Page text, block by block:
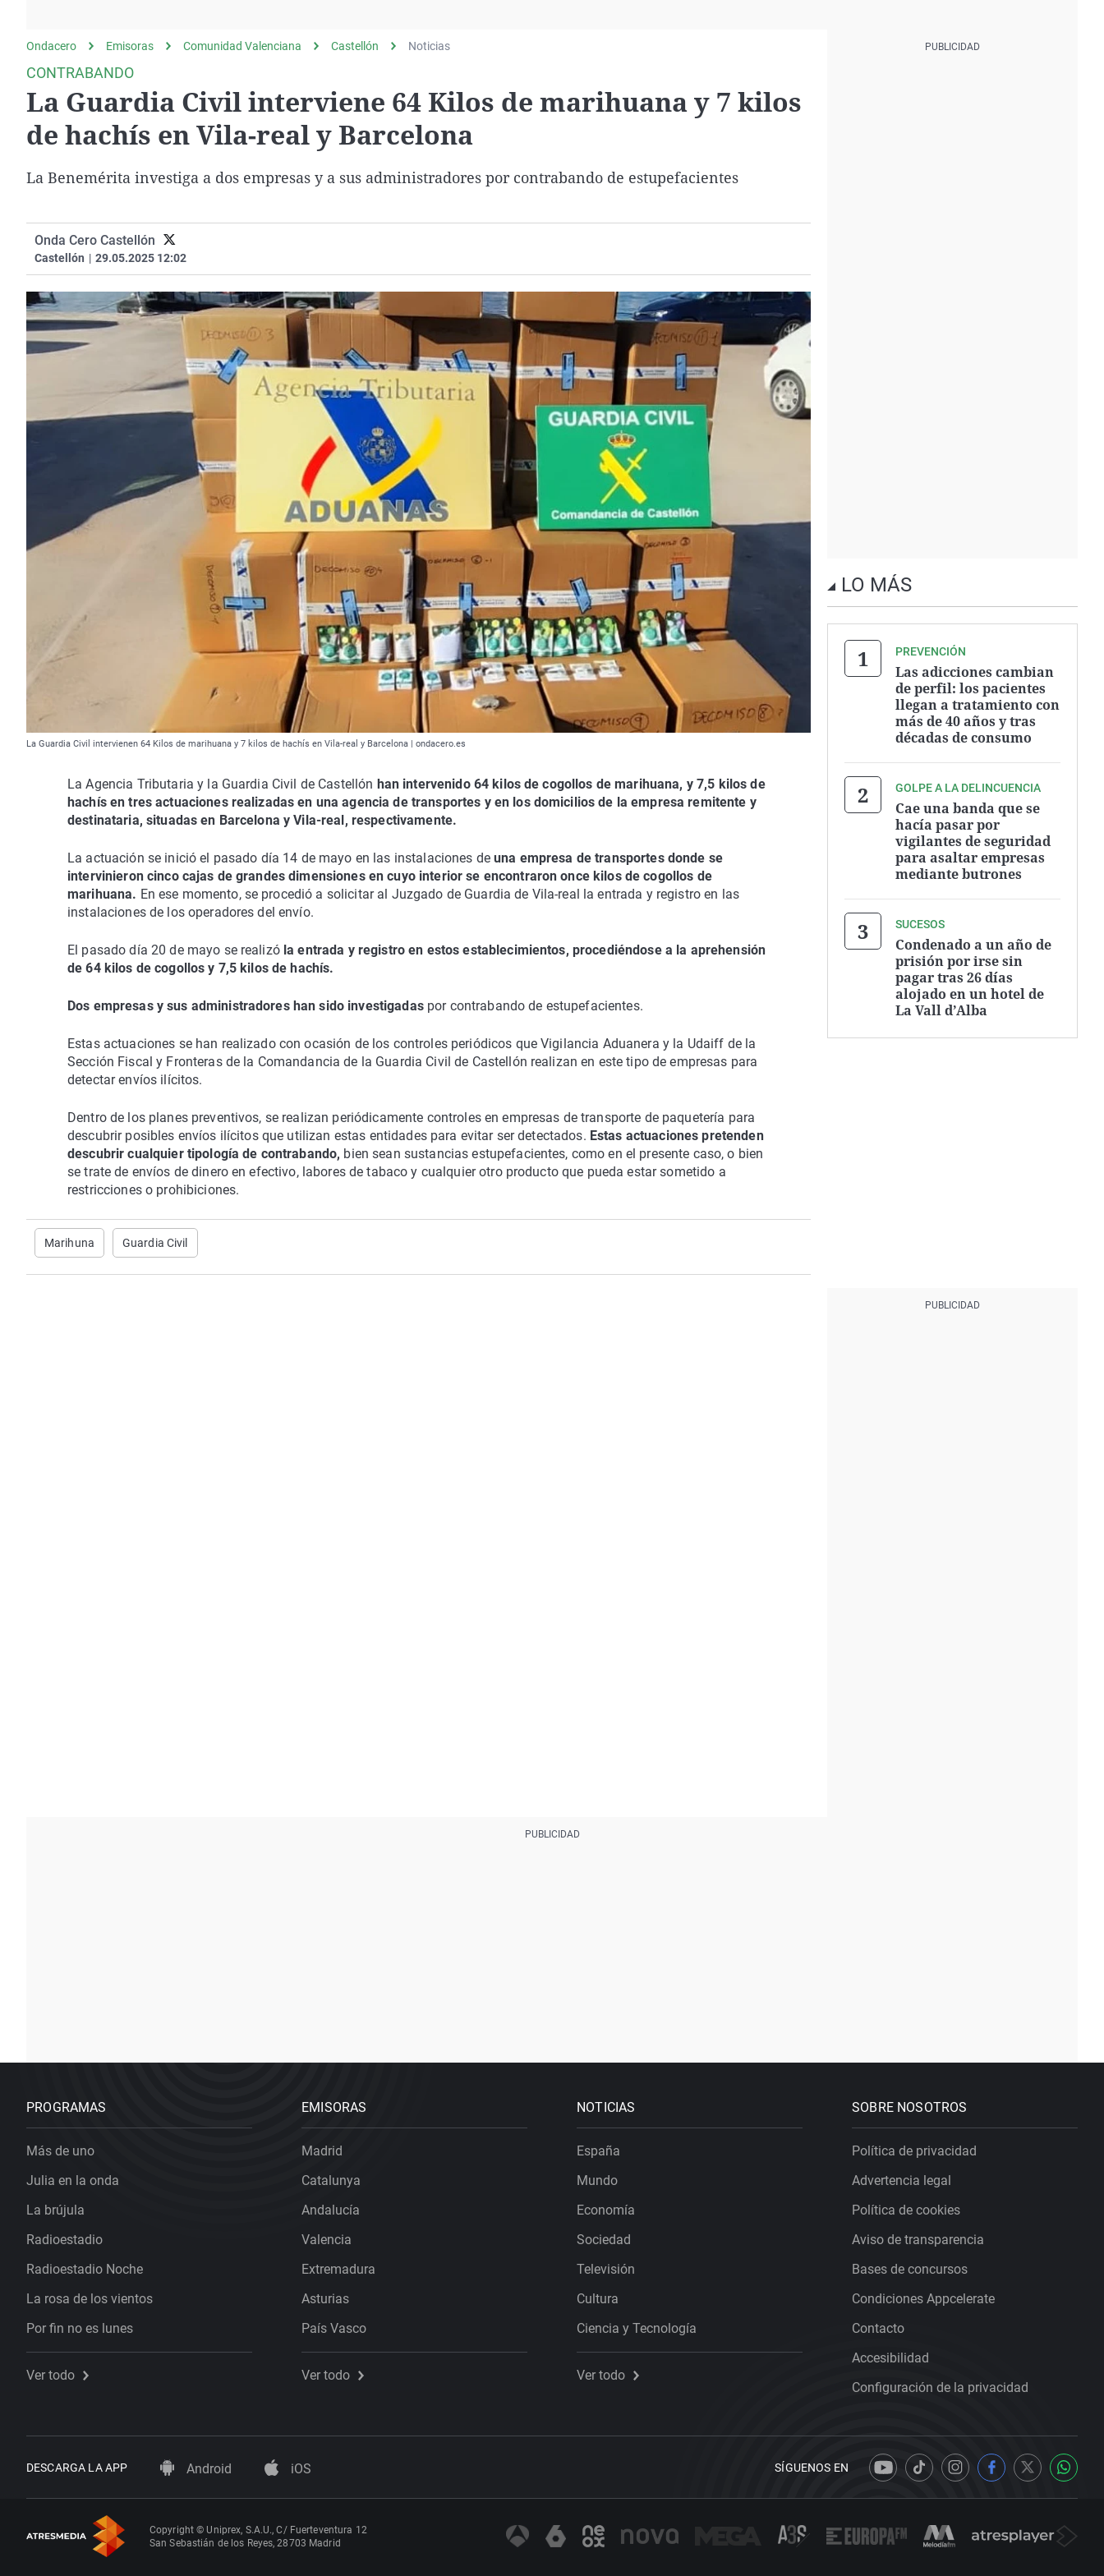
gato
Operación Viuda
Negra
Ondacero Emisoras Comunidad Valenciana Castellón Noticias
CONTRABANDO
La Guardia Civil interviene 64 Kilos de marihuana y 7 kilos
de hachís en Vila-real y Barcelona
La Benemérita investiga a dos empresas y a sus administradores por contrabando de estupefacientes
Onda Cero Castellón
Castellón | 29.05.2025 12:02
La Guardia Civil intervienen 64 Kilos de marihuana y 7 kilos de hachís en Vila-real y Barcelona | ondacero.es
La Agencia Tributaria y la Guardia Civil de Castellón han intervenido 64 kilos de cogollos de marihuana, y 7,5 kilos de
hachís en tres actuaciones realizadas en una agencia de transportes y en los domicilios de la empresa remitente y
destinataria, situadas en Barcelona y Vila-real, respectivamente.
La actuación se inició el pasado día 14 de mayo en las instalaciones deuna empresa de transportes donde se
intervinieron cinco cajas de grandes dimensiones en cuyo interior se encontraron once kilos de cogollos de
marihuana. En ese momento, se procedió a solicitar al Juzgado de Guardia de Vila-real la entrada y registro en las
instalaciones de los operadores del envío.
El pasado día 20 de mayo se realizó la entrada y registro en estos establecimientos, procediéndose a la aprehensión
de 64 kilos de cogollos y 7,5 kilos de hachís.
Dos empresas y sus administradores han sido investigadaspor contrabando de estupefacientes.
Estas actuaciones se han realizado con ocasión de los controles periódicos que Vigilancia Aduanera y la Udaiff de la
Sección Fiscal y Fronteras de la Comandancia de la Guardia Civil de Castellón realizan en este tipo de empresas para
detectar envíos ilícitos.
Dentro de los planes preventivos, se realizan periódicamente controles en empresas de transporte de paquetería para
descubrir posibles envíos ilícitos que utilizan estas entidades para evitar ser detectados. Estas actuaciones pretenden
descubrir cualquier tipología de contrabando, bien sean sustancias estupefacientes, como en el presente caso, o bien
se trate de envíos de dinero en efectivo, labores de tabaco y cualquier otro producto que pueda estar sometido a
restricciones o prohibiciones.
Marihuna Guardia Civil
LO MÁS
PREVENCIÓN
Las adicciones cambian
de perfil: los pacientes
llegan a tratamiento con
más de 40 años y tras
décadas de consumo
GOLPE A LA DELINCUENCIA
Cae una banda que se
hacía pasar por
vigilantes de seguridad
para asaltar empresas
mediante butrones
SUCESOS
Condenado a un año de
prisión por irse sin
pagar tras 26 días
alojado en un hotel de
La Vall d’Alba
PROGRAMAS
Más de uno
Julia en la onda
La brújula
Radioestadio
Radioestadio Noche
La rosa de los vientos
Por fin no es lunes
Ver todo
EMISORAS
Madrid
Catalunya
Andalucía
Valencia
Extremadura
Asturias
País Vasco
Ver todo
NOTICIAS
España
Mundo
Economía
Sociedad
Televisión
Cultura
Ciencia y Tecnología
Ver todo
SOBRE NOSOTROS
Política de privacidad
Advertencia legal
Política de cookies
Aviso de transparencia
Bases de concursos
Condiciones Appcelerate
Contacto
Accesibilidad
Configuración de la privacidad
DESCARGA LA APP Android iOS SÍGUENOS EN
Copyright © Uniprex, S.A.U., C/ Fuerteventura 12
San Sebastián de los Reyes, 28703 Madrid